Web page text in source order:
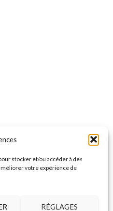
stocker et/ou accéder à des
votre expérience de
RÉGLAGES